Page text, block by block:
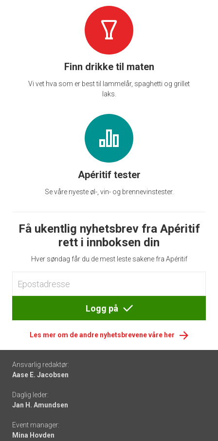
Finn drikke til maten
Vi vet hva som er best til lammelår, spaghetti og grillet
laks.
Apéritif tester
Se våre nyeste øl-, vin- og brennevinstester.
Få ukentlig nyhetsbrev fra Apéritif
rett i innboksen din
Hver søndag får du de mest leste sakene fra Apéritif
Logg på
Les mer om de andre nyhetsbrevene våre her
Footer
-
links
Ansvarlig redaktør:
Aase E. Jacobsen
Daglig leder:
Jan H. Amundsen
Event manager:
Mina Hovden